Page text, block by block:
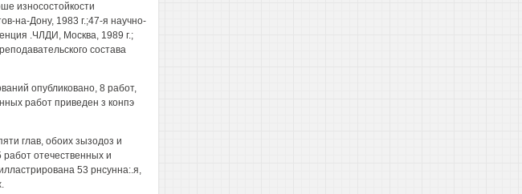
износостойкости
на-Дону, 1983 г.;47-я научно-
.ЧЛДИ, Москва, 1989 г.;
состава
опубликовано, 8 работ,
работ приведен з конпэ
глав, обоих зызодоз и
работ отечественных и
53 рнсунна:.я,